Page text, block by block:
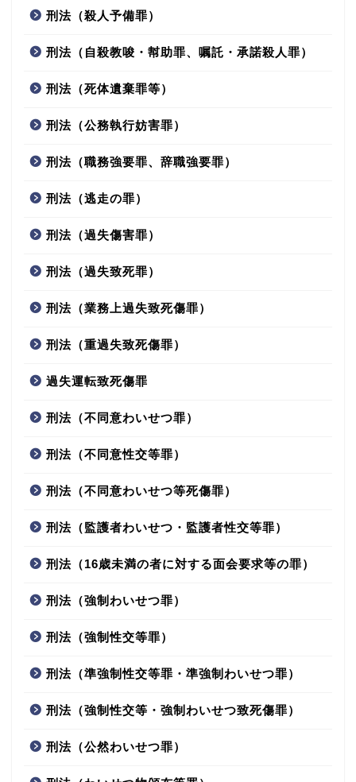
刑法（殺人予備罪）
刑法（自殺教唆・幇助罪、嘱託・承諾殺人罪）
刑法（死体遺棄罪等）
刑法（公務執行妨害罪）
刑法（職務強要罪、辞職強要罪）
刑法（逃走の罪）
刑法（過失傷害罪）
刑法（過失致死罪）
刑法（業務上過失致死傷罪）
刑法（重過失致死傷罪）
過失運転致死傷罪
刑法（不同意わいせつ罪）
刑法（不同意性交等罪）
刑法（不同意わいせつ等死傷罪）
刑法（監護者わいせつ・監護者性交等罪）
刑法（16歳未満の者に対する面会要求等の罪）
刑法（強制わいせつ罪）
刑法（強制性交等罪）
刑法（準強制性交等罪・準強制わいせつ罪）
刑法（強制性交等・強制わいせつ致死傷罪）
刑法（公然わいせつ罪）